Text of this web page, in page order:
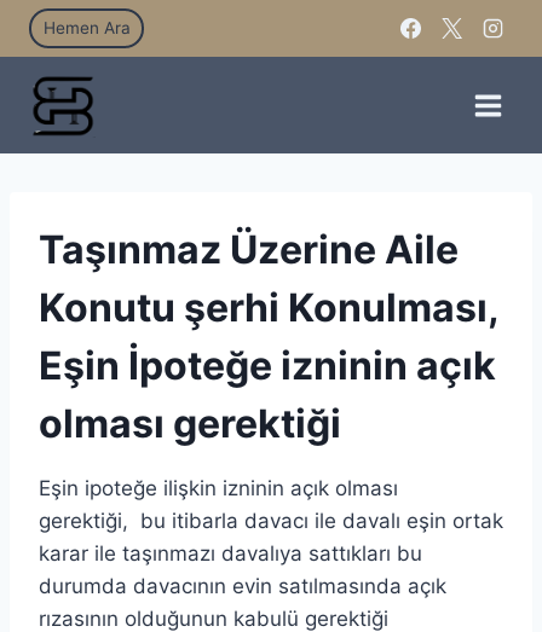
Hemen Ara
Taşınmaz Üzerine Aile
Konutu şerhi Konulması,
Eşin İpoteğe izninin açık
olması gerektiği
Eşin ipoteğe ilişkin izninin açık olması
gerektiği, bu itibarla davacı ile davalı eşin ortak
karar ile taşınmazı davalıya sattıkları bu
durumda davacının evin satılmasında açık
rızasının olduğunun kabulü gerektiği